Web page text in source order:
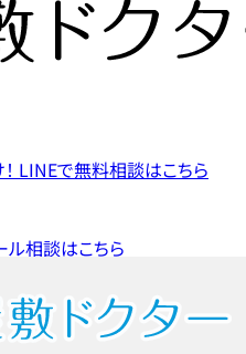
LINEで無料相談はこちら
ル相談はこちら